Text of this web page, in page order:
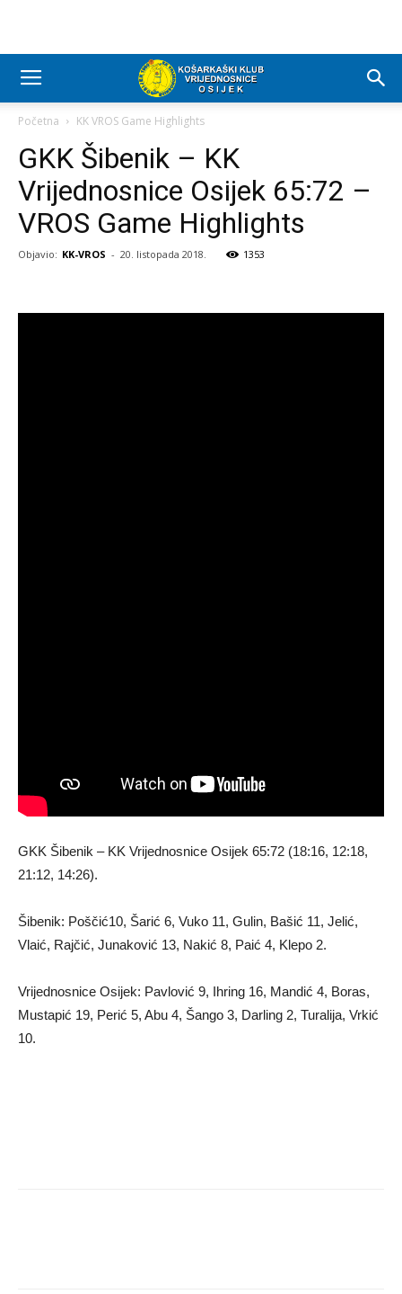
Početna KK VROS Game Highlights
GKK Šibenik – KK
Vrijednosnice Osijek 65:72 –
VROS Game Highlights
Objavio: KK-VROS - 20. listopada 2018. 1353
GKK Šibenik – KK Vrijednosnice Osijek 65:72 (18:16, 12:18,
21:12, 14:26).
Šibenik: Poščić10, Šarić 6, Vuko 11, Gulin, Bašić 11, Jelić,
Vlaić, Rajčić, Junaković 13, Nakić 8, Paić 4, Klepo 2.
Vrijednosnice Osijek: Pavlović 9, Ihring 16, Mandić 4, Boras,
Mustapić 19, Perić 5, Abu 4, Šango 3, Darling 2, Turalija, Vrkić
10.